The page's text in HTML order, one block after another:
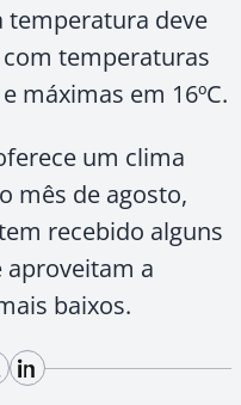
temperatura deve
temperaturas
máximas em 16ºC.
um clima
mês de agosto,
recebido alguns
aproveitam a
baixos.